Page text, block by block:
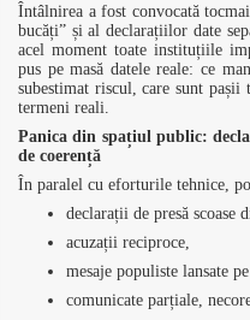
Întâlnirea a fost convocată
bucăți” și al declarațiilor date
acel moment toate instituțiile
pus pe masă datele reale: ce
subestimat riscul, care sunt
termeni reali.
Panica din spațiul public:
de coerență
În paralel cu eforturile tehnice,
declarații de presă scoase
acuzații reciproce,
mesaje populiste lansate
comunicate parțiale,